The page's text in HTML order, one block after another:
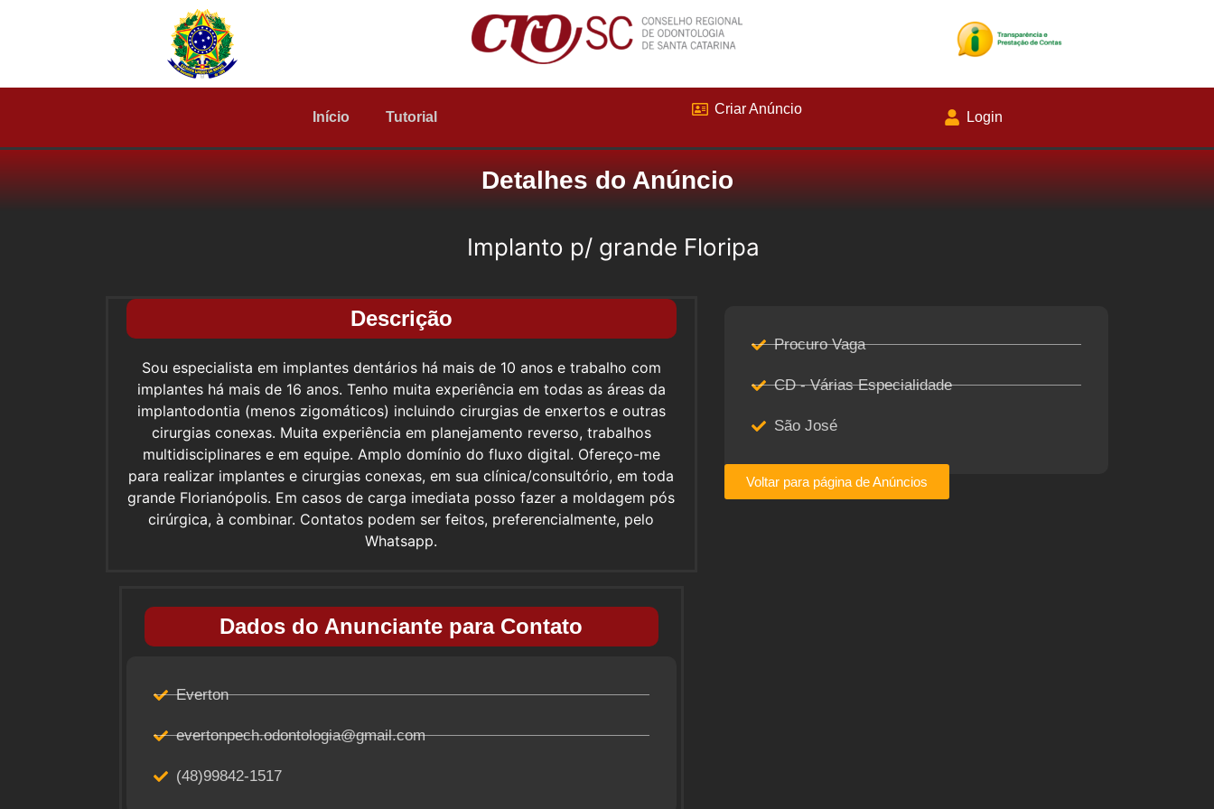
Início Tutorial
Criar Anúncio
Login
Detalhes do Anúncio
Implanto p/ grande Floripa
Descrição
Sou especialista em implantes dentários há mais de 10 anos e trabalho com
implantes há mais de 16 anos. Tenho muita experiência em todas as áreas da
implantodontia (menos zigomáticos) incluindo cirurgias de enxertos e outras
cirurgias conexas. Muita experiência em planejamento reverso, trabalhos
multidisciplinares e em equipe. Amplo domínio do fluxo digital. Ofereço-me
para realizar implantes e cirurgias conexas, em sua clínica/consultório, em toda
grande Florianópolis. Em casos de carga imediata posso fazer a moldagem pós
cirúrgica, à combinar. Contatos podem ser feitos, preferencialmente, pelo
Whatsapp.
Dados do Anunciante para Contato
Everton
evertonpech.odontologia@gmail.com
(48)99842-1517
Procuro Vaga
CD - Várias Especialidade
São José
Voltar para página de Anúncios